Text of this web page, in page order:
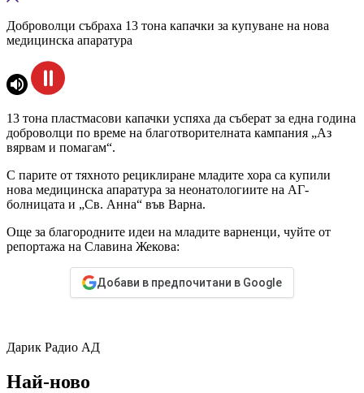
Доброволци събраха 13 тона капачки за купуване на нова
медицинска апаратура
13 тона пластмасови капачки успяха да съберат за една година
доброволци по време на благотворителната кампания „Аз
вярвам и помагам“.
С парите от тяхното рециклиране младите хора са купили
нова медицинска апаратура за неонатологиите на АГ-
болницата и „Св. Анна“ във Варна.
Още за благородните идеи на младите варненци, чуйте от
репортажа на Славина Жекова:
Добави в предпочитани в Google
Дарик Радио АД
Най-ново